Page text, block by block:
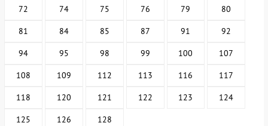
72 74 75 76 79 80
81 84 85 87 91 92
94 95 98 99 100 107
108 109 112 113 116 117
118 120 121 122 123 124
125 126 128